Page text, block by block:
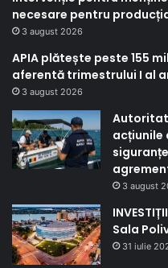
necesare pentru
3 august 2026
APIA plătește peste 155
aferentă trimestrului I al
3 august 2026
acțiunile
3 august
Sala
31 iulie